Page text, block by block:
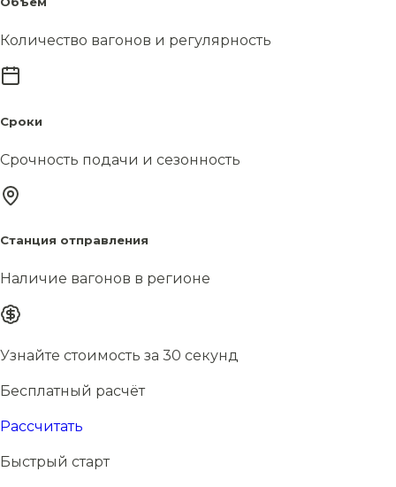
Количество вагонов и регулярность
Сроки
Срочность подачи и сезонность
Станция отправления
Наличие вагонов в регионе
Узнайте стоимость за 30 секунд
Бесплатный расчёт
Рассчитать
Быстрый старт